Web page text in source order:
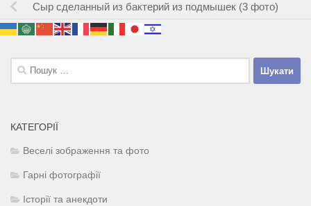
Сыр сделанный из бактерий из подмышек (3 фото)
Пошук:
КАТЕГОРІЇ
Веселі зображення та фото
Гарні фотографії
Історії та анекдоти